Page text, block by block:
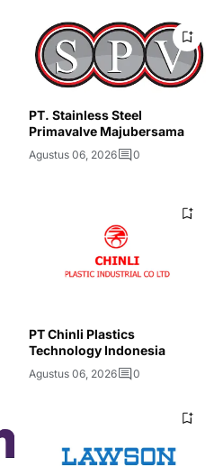
PT. Stainless Steel
Primavalve Majubersama
Agustus 06, 2026 0
PT Chinli Plastics
Technology Indonesia
Agustus 06, 2026 0